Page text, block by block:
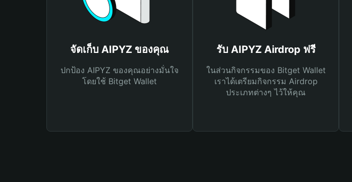
จัดเก็บ AIPYZ ของคุณ
ปกป้อง AIPYZ ของคุณอย่างมั่นใจ
โดยใช้ Bitget Wallet
รับ AIPYZ Airdrop ฟรี
ในส่วนกิจกรรมของ Bitget Wallet
เราได้เตรียมกิจกรรม Airdrop
ประเภทต่างๆ ไว้ให้คุณ